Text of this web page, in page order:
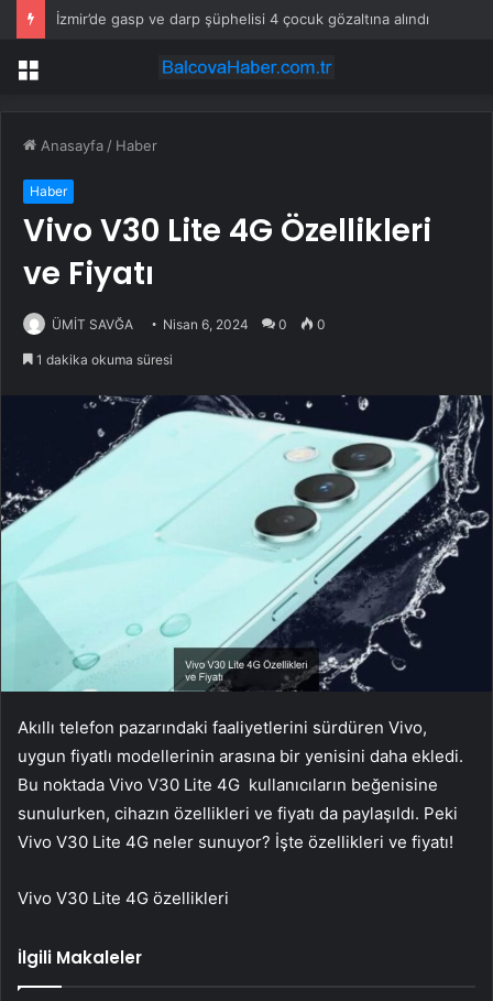
İzmir’de gasp ve darp şüphelisi 4 çocuk gözaltına alındı
Menü
Anasayfa / Haber
Haber
Vivo V30 Lite 4G Özellikleri
ve Fiyatı
ÜMİT SAVĞA Nisan 6, 2024 0 0
1 dakika okuma süresi
Akıllı telefon pazarındaki faaliyetlerini sürdüren Vivo,
uygun fiyatlı modellerinin arasına bir yenisini daha ekledi.
Bu noktada Vivo V30 Lite 4G kullanıcıların beğenisine
sunulurken, cihazın özellikleri ve fiyatı da paylaşıldı. Peki
Vivo V30 Lite 4G neler sunuyor? İşte özellikleri ve fiyatı!
Vivo V30 Lite 4G özellikleri
İlgili Makaleler